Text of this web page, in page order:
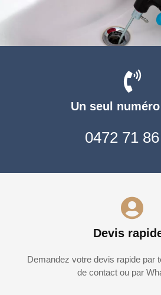
Un seul
0472 71
Devis
Demandez votre devis rapide par
de contact ou par